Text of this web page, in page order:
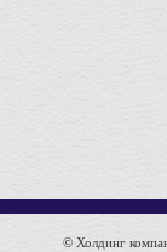
© Холдинг